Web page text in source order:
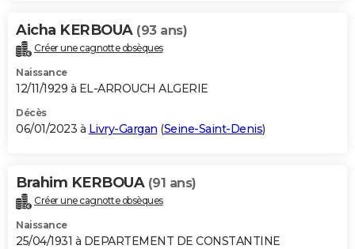
Aicha KERBOUA (93 ans)
Créer une cagnotte obsèques
Naissance
12/11/1929 à EL-ARROUCH ALGERIE
Décès
06/01/2023 à Livry-Gargan (Seine-Saint-Denis)
Brahim KERBOUA (91 ans)
Créer une cagnotte obsèques
Naissance
25/04/1931 à DEPARTEMENT DE CONSTANTINE